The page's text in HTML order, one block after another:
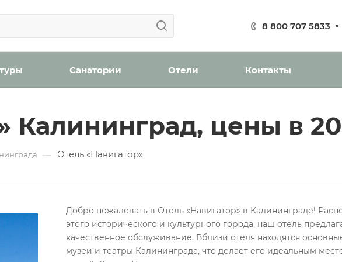
8 800 707 5833
Санатории Отели Контакты
Калининград, цены в
— Отель «Навигатор»
время с вами свяжется менеджер отдела бронирования.
Проверьте, верно ли указан номер телефона для связи
Отправить
Мы уведомим вас, когда появятся места в наличии.
Добро пожаловать в Отель «Навигатор» в Калининграде!
этого исторического и культурного города, наш отель
качественное обслуживание. Вблизи отеля находятся
музеи и театры Калининграда, что делает его идеальным
персональных данных
Забронировать номер